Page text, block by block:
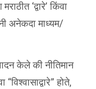
‘द्वारे’ किंवा
अनेकदा माध्यम/
केले की नीतिमान
होते,